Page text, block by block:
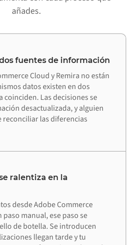
añades.
fuentes de información
Cloud y Remira no están
datos existen en dos
coinciden. Las decisiones se
desactualizada, y alguien
reconciliar las diferencias
ralentiza en la
desde Adobe Commerce
manual, ese paso se
de botella. Se introducen
llegan tarde y tu